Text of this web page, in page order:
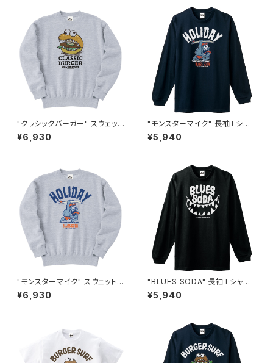
"クラシックバーガー" スウェット
#BS335048ASH
¥6,930
"モンスターマイク" 長袖Tシャ
ツ #BS210051NVY
¥5,940
"モンスターマイク" スウェット #
BS335051ASH
¥6,930
"BLUES SODA" 長袖Tシャツ
#BS210038BLK
¥5,940